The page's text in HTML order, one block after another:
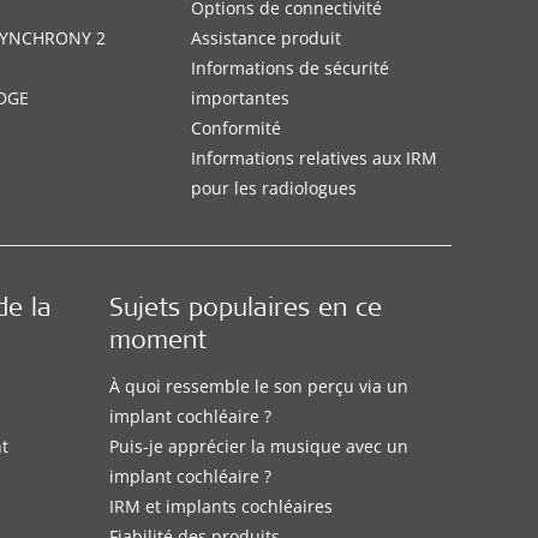
2
Options de connectivité
Assistance produit
Informations de sécurité
importantes
Conformité
Informations relatives aux IRM
pour les radiologues
la
Sujets populaires en ce
moment
À quoi ressemble le son perçu via un
implant cochléaire ?
Puis-je apprécier la musique avec un
implant cochléaire ?
IRM et implants cochléaires